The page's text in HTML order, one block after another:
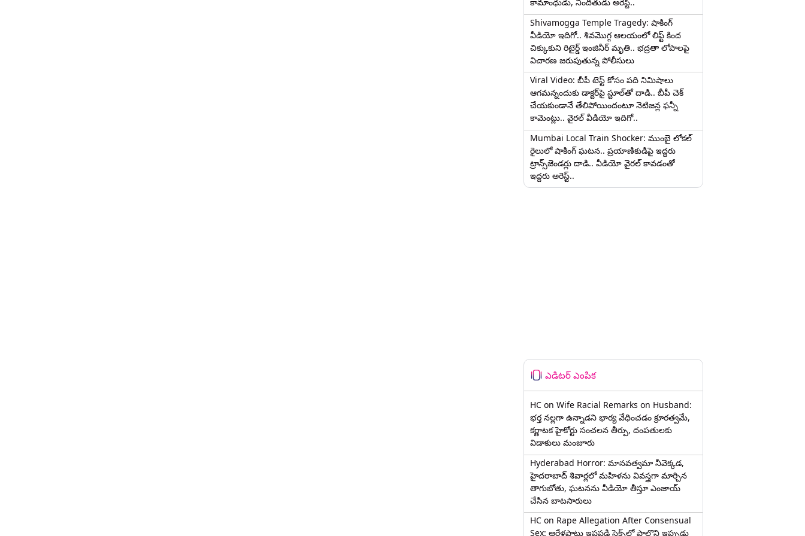
Shivamogga Temple Tragedy: షాకింగ్
వీడియో ఇదిగో.. శివమొగ్గ ఆలయంలో లిఫ్ట్ కింద
చిక్కుకుని రిటైర్డ్ ఇంజినీర్ మృతి.. భద్రతా లోపాలపై
విచారణ జరుపుతున్న పోలీసులు
Viral Video: బీపీ టెస్ట్‌ కోసం పది నిమిషాలు
ఆగమన్నందుకు డాక్టర్‌పై స్టూల్‌తో దాడి.. బీపీ చెక్
చేయకుండానే తేలిపోయిందంటూ నెటిజన్ల ఫన్నీ
కామెంట్లు.. వైరల్ వీడియో ఇదిగో..
Mumbai Local Train Shocker: ముంబై లోకల్
రైలులో షాకింగ్ ఘటన.. ప్రయాణికుడిపై ఇద్దరు
ట్రాన్స్‌జెండర్లు దాడి.. వీడియో వైరల్ కావడంతో
ఇద్దరు అరెస్ట్..
ఎడిటర్ ఎంపిక
HC on Wife Racial Remarks on Husband:
భర్త న‌ల్ల‌గా ఉన్నాడ‌ని భార్య వేధించ‌డం క్రూర‌త్వ‌మే,
కర్ణాటక హైకోర్టు సంచలన తీర్పు, దంపతులకు
విడాకులు మంజూరు
Hyderabad Horror: మానవత్వమా నీవెక్కడ,
హైదరాబాద్ శివార్లలో మహిళను వివస్త్రగా మార్చిన
తాగుబోతు, ఘటనను వీడియో తీస్తూ ఎంజాయ్
చేసిన బాటసారులు
HC on Rape Allegation After Consensual
Sex: ఆరేళ్లపాటు ఇష్టపడి సెక్స్‌లో పాల్గొని ఇప్పుడు